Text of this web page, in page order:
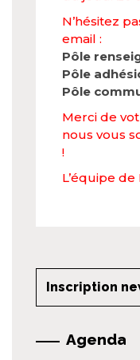
N’hésitez
email :
Pôle
Pôle
Pôle
Merci de
nous vous
!
L’équipe
Inscription
Agenda